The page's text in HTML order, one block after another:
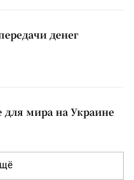
денег
для мира на Украине